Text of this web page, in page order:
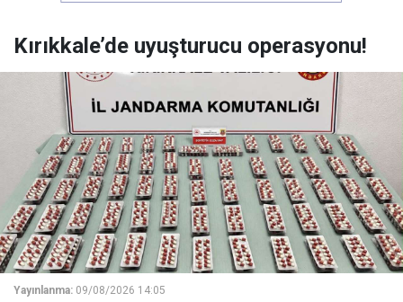
Kırıkkale’de uyuşturucu operasyonu!
Yayınlanma: 09/08/2026 14:05